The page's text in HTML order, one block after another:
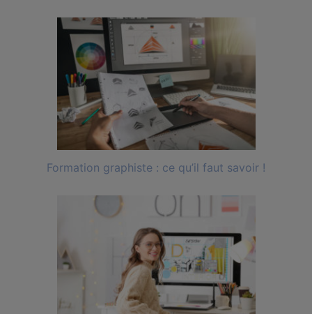
Formation graphiste : ce qu’il faut savoir !